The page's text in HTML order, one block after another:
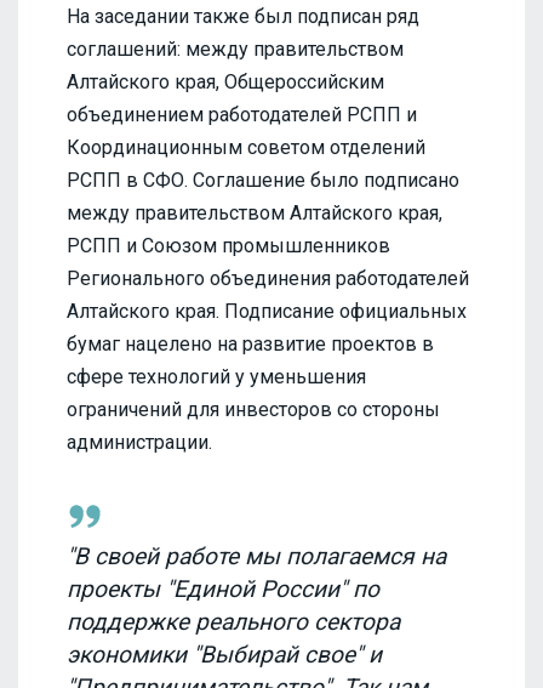
На заседании также был подписан ряд
соглашений: между правительством
Алтайского края, Общероссийским
объединением работодателей РСПП и
Координационным советом отделений
РСПП в СФО. Соглашение было подписано
между правительством Алтайского края,
РСПП и Союзом промышленников
Регионального объединения работодателей
Алтайского края. Подписание официальных
бумаг нацелено на развитие проектов в
сфере технологий у уменьшения
ограничений для инвесторов со стороны
администрации.
"В своей работе мы полагаемся на
проекты "Единой России" по
поддержке реального сектора
экономики "Выбирай свое" и